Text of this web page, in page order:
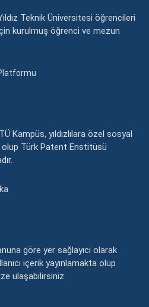
Teknik Üniversitesi öğrencileri
kurulmuş öğrenci ve mezun
Kampüs, yıldızlılara özel sosyal
Türk Patent Enstitüsü
göre yer sağlayıcı olarak
içerik yayınlamakta olup
ulaşabilirsiniz.